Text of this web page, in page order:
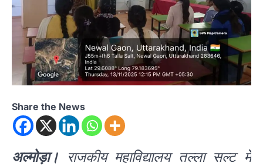
Share the News
अल्मोड़ा। राजकीय महाविद्यालय तल्ला सल्ट में